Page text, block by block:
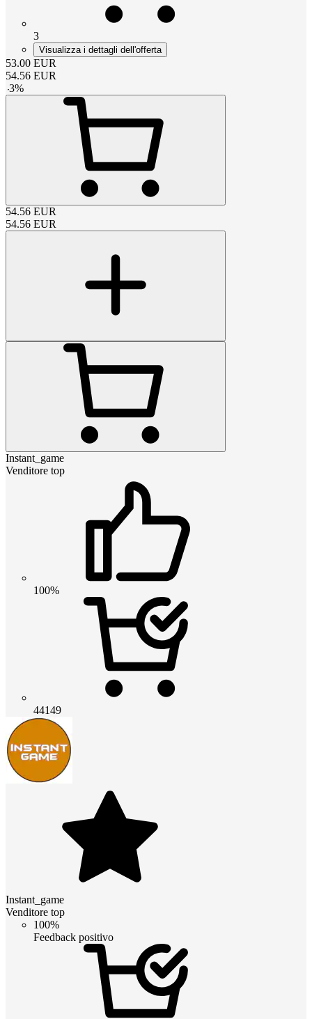
3
Visualizza i dettagli dell'offerta
53.00 EUR
54.56 EUR
-3%
54.56 EUR
54.56 EUR
Instant_game
Venditore top
100%
44149
Instant_game
Venditore top
100%
Feedback positivo